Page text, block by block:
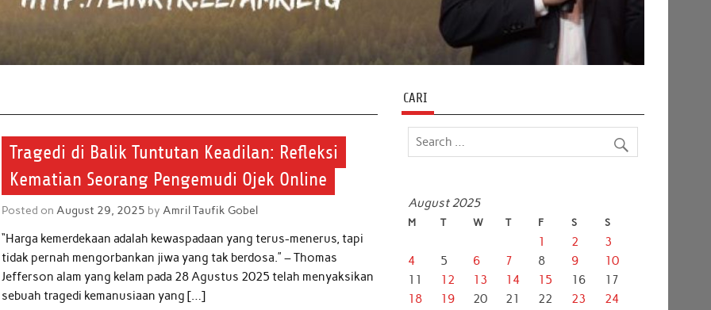
Tragedi di Balik Tuntutan Keadilan: Refleksi
Kematian Seorang Pengemudi Ojek Online
Posted onAugust 29, 2025 byAmril Taufik Gobel
“Harga kemerdekaan adalah kewaspadaan yang terus-menerus, tapi
tidak pernah mengorbankan jiwa yang tak berdosa.” – Thomas
Jefferson alam yang kelam pada 28 Agustus 2025 telah menyaksikan
sebuah tragedi kemanusiaan yang […]
CARI
August 2025
M T W T F S S
1 2
3
4
5 6 7 8 9
10
11
12 13 14 15 16
17
18
19 20 21 22 23
24